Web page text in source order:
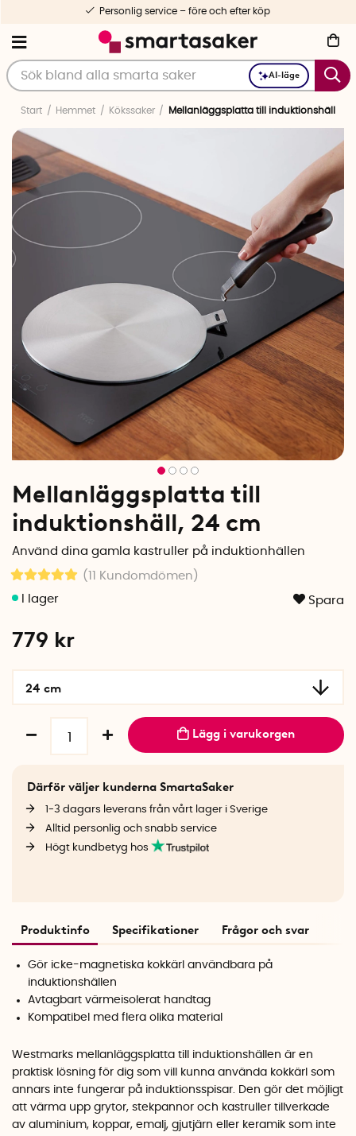
AI-läge
Personlig service – före och efter köp
Start Hemmet Kökssaker Mellanläggsplatta till induktionshäll
Mellanläggsplatta till
induktionshäll, 24 cm
Använd dina gamla kastruller på induktionhällen
(11 Kundomdömen )
Spara
779 kr
24 cm
Lägg i varukorgen
Därför väljer kunderna SmartaSaker
1-3 dagars leverans från vårt lager i Sverige
Alltid personlig och snabb service
Högt kundbetyg hos
Produktinfo Specifikationer Frågor och svar
Gör icke-magnetiska kokkärl användbara på
induktionshällen
Avtagbart värmeisolerat handtag
Kompatibel med flera olika material
Westmarks mellanläggsplatta till induktionshällen är en
praktisk lösning för dig som vill kunna använda kokkärl som
annars inte fungerar på induktionsspisar. Den gör det möjligt
att värma upp grytor, stekpannor och kastruller tillverkade
av aluminium, koppar, emalj, gjutjärn eller keramik som inte